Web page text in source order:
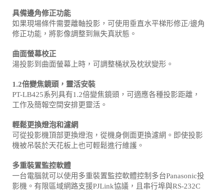
具備邊角修正功能
如果現場條件需要離軸投影，可使用垂直水平梯形修正/邊角
修正功能，將影像調整到無失真狀態。
曲面螢幕校正
湯投影到曲面螢幕上時，可調整桶狀及枕狀變形。
1.2倍變焦鏡頭，靈活安裝
PT-LB425系列具有1.2倍變焦鏡頭，可適應各種投影距離，
工作及簡報空間安排更靈活。
輕鬆更換燈泡和濾網
可從投影機頂部更換燈泡，從機身側面更換濾網。即使投影
機被吊裝於天花板上也可輕鬆進行維護。
多重裝置監控軟體
一台電腦就可以使用多重裝置監控軟體控制多台Panasonic投
影機。有限區域網路支援PJLink協議，且串行埠與RS-232C